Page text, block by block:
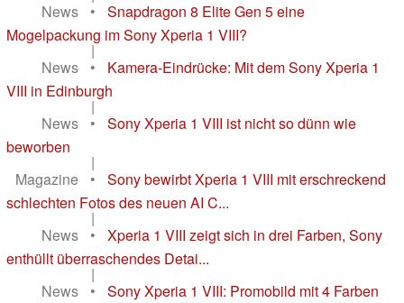
News
•
Snapdragon 8 Elite Gen 5 eine
Mogelpackung im Sony Xperia 1 VIII?
|
News
•
Kamera-Eindrücke: Mit dem Sony Xperia 1
VIII in Edinburgh
|
News
•
Sony Xperia 1 VIII ist nicht so dünn wie
beworben
|
Magazine
•
Sony bewirbt Xperia 1 VIII mit erschreckend
schlechten Fotos des neuen AI C...
|
News
•
Xperia 1 VIII zeigt sich in drei Farben, Sony
enthüllt überraschendes Detai...
|
News
•
Sony Xperia 1 VIII: Promobild mit 4 Farben